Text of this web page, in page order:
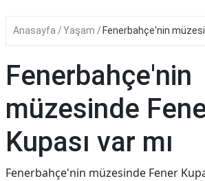
Anasayfa Yaşam Fenerbahçe'nin
Fenerbahçe'nin
müzesinde
Kupası var mı
Fenerbahçe'nin müzesinde Fener